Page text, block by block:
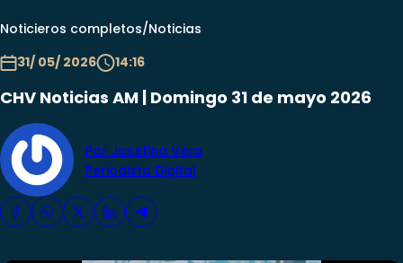
Noticieros completos/Noticias
31/ 05/ 2026
14:16
CHV Noticias AM | Domingo 31 de mayo 2026
Por Josefina Vera
Periodista Digital